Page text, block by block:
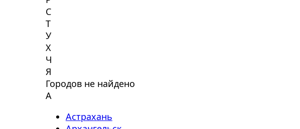
С
Т
У
Х
Ч
Я
Городов не найдено
А
Астрахань